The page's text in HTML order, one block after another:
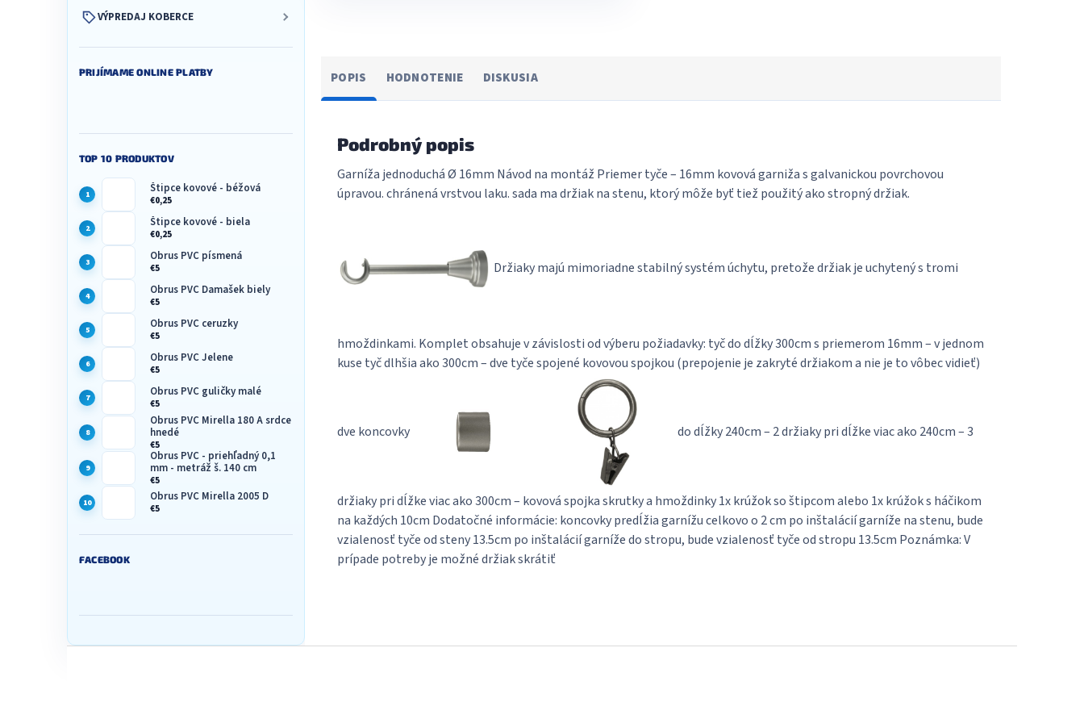
VÝPREDAJ KOBERCE
PRIJÍMAME ONLINE PLATBY
TOP 10 PRODUKTOV
Štipce kovové - béžová
€0,25
Štipce kovové - biela
€0,25
Obrus PVC písmená
€5
Obrus PVC Damašek biely
€5
Obrus PVC ceruzky
€5
Obrus PVC Jelene
€5
Obrus PVC guličky malé
€5
Obrus PVC Mirella 180 A srdce
hnedé
€5
Obrus PVC - priehľadný 0,1
mm - metráž š. 140 cm
€5
Obrus PVC Mirella 2005 D
€5
FACEBOOK
POPIS HODNOTENIE DISKUSIA
Podrobný popis
Garníža jednoduchá Ø 16mm Návod na montáž Priemer tyče – 16mm kovová garniža s galvanickou povrchovou
úpravou. chránená vrstvou laku. sada ma držiak na stenu, ktorý môže byť tiež použitý ako stropný držiak.
Držiaky majú mimoriadne stabilný systém úchytu, pretože držiak je uchytený s tromi
hmoždinkami. Komplet obsahuje v závislosti od výberu požiadavky: tyč do dĺžky 300cm s priemerom 16mm – v jednom
kuse tyč dlhšia ako 300cm – dve tyče spojené kovovou spojkou (prepojenie je zakryté držiakom a nie je to vôbec vidieť)
dve koncovky do dĺžky 240cm – 2 držiaky pri dĺžke viac ako 240cm – 3
držiaky pri dĺžke viac ako 300cm – kovová spojka skrutky a hmoždinky 1x krúžok so štipcom alebo 1x krúžok s háčikom
na každých 10cm Dodatočné informácie: koncovky predĺžia garnížu celkovo o 2 cm po inštalácií garníže na stenu, bude
vzialenosť tyče od steny 13.5cm po inštalácií garníže do stropu, bude vzialenosť tyče od stropu 13.5cm Poznámka: V
prípade potreby je možné držiak skrátiť